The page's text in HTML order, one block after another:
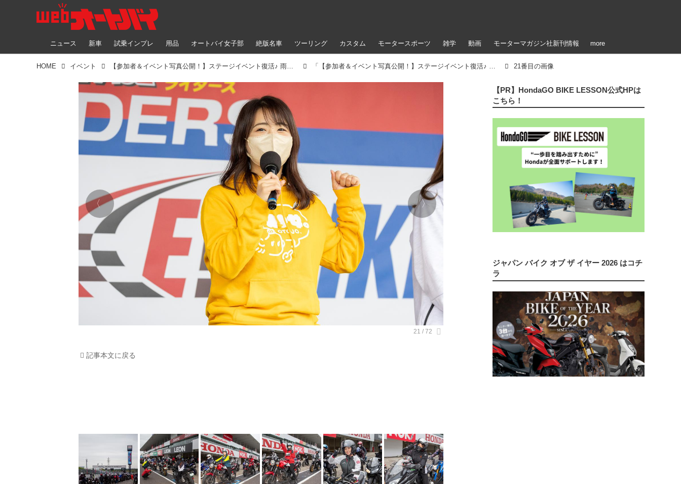
ニュース 新車 試乗インプレ 用品 オートバイ女子部 絶版名車 ツーリング カスタム モータースポーツ 雑学 動画 モーターマガジン社新刊情報 more
HOME イベント 【参加者＆イベント写真公開！】ステージイベント復活♪ 雨のアップガレージライダースBIKE!BIKE!BIKE2022（梅本まどか） 「【参加者＆イベント写真公開！】ステージイベント復活♪ 雨のアップガレージライダースBIKE!BIKE!BIKE2022（梅本まどか）」のアルバム 21番目の画像
記事本文に戻る
【PR】HondaGO BIKE LESSON公式HPは
こちら！
ジャパン バイク オブ ザ イヤー 2026 はコチ
ラ